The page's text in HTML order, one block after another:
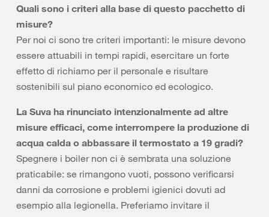
Quali sono i criteri alla base di questo pacchetto di
misure?
Per noi ci sono tre criteri importanti: le misure devono
essere attuabili in tempi rapidi, esercitare un forte
effetto di richiamo per il personale e risultare
sostenibili sul piano economico ed ecologico.
La Suva ha rinunciato intenzionalmente ad altre
misure efficaci, come interrompere la produzione di
acqua calda o abbassare il termostato a 19 gradi?
Spegnere i boiler non ci è sembrata una soluzione
praticabile: se rimangono vuoti, possono verificarsi
danni da corrosione e problemi igienici dovuti ad
esempio alla legionella. Preferiamo invitare il